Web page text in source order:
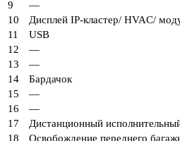
9
—
10
Дисплей IP-кластер/ HVAC/
11
USB
12
—
13
—
14
Бардачок
15
—
16
—
17
Дистанционный
18
Освобождение переднего